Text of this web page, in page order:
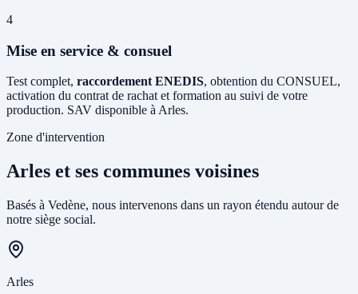
4
Mise en service & consuel
Test complet, raccordement ENEDIS, obtention du CONSUEL,
activation du contrat de rachat et formation au suivi de votre
production. SAV disponible à Arles.
Zone d'intervention
Arles et ses communes voisines
Basés à Vedène, nous intervenons dans un rayon étendu autour de
notre siège social.
Arles